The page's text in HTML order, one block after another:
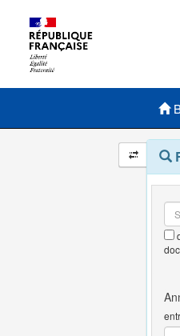
Menu principal
et
Menu